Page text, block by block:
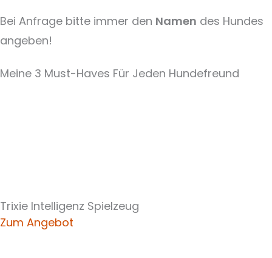
Bei Anfrage bitte immer den Namen des Hundes
angeben!
Meine 3 Must-Haves Für Jeden Hundefreund​
Trixie Intelligenz Spielzeug
Zum Angebot